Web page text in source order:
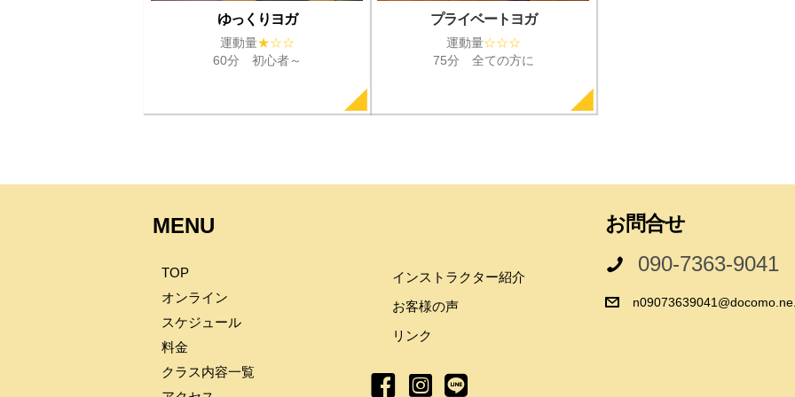
ゆっくりヨガ
運動量★☆☆
60分 初心者～
プライベートヨガ
運動量☆☆☆
75分 全ての方に
MENU
TOP
オンライン
スケジュール
料金
クラス内容一覧
インストラクター紹介
お客様の声
リンク
お問合せ
090-7363-9041